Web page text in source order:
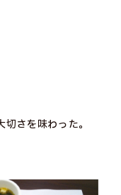
さを味わった。